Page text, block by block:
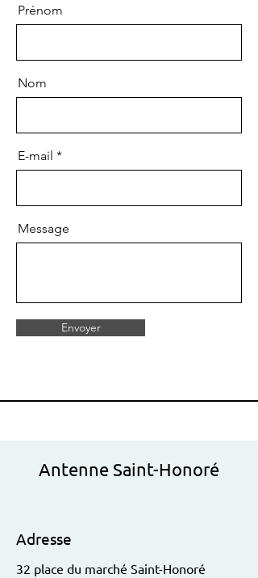
Prénom
Nom
E-mail
Message
Envoyer
Antenne Saint-Honoré
Adresse
32 place du marché Saint-Honoré